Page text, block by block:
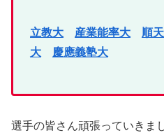
立教大 産業能率大 順
大
慶應義塾大
選手の皆さん頑張っていきま